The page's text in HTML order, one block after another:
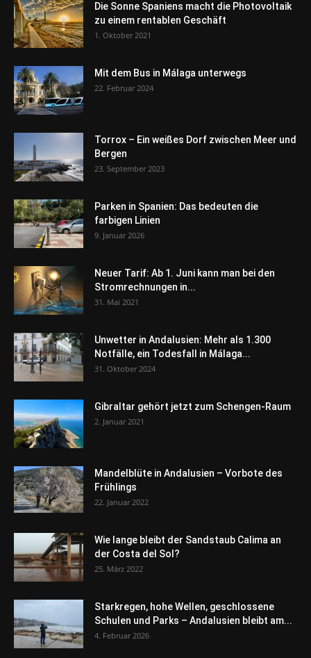
Die Sonne Spaniens macht die Photovoltaik
zu einem rentablen Geschäft
1. Oktober 2021
Mit dem Bus in Málaga unterwegs
22. Februar 2024
Torrox – Ein weißes Dorf zwischen Meer und
Bergen
23. September 2023
Parken in Spanien: Das bedeuten die
farbigen Linien
9. Januar 2026
Neuer Tarif: Ab 1. Juni kann man bei den
Stromrechnungen in...
31. Mai 2021
Unwetter in Andalusien: Mehr als 1.300
Notfälle, ein Todesfall in Málaga...
31. Oktober 2024
Gibraltar gehört jetzt zum Schengen-Raum
2. Januar 2021
Mandelblüte in Andalusien – Vorbote des
Frühlings
22. Januar 2022
Wie lange bleibt der Sandstaub Calima an
der Costa del Sol?
25. März 2022
Starkregen, hohe Wellen, geschlossene
Schulen und Parks – Andalusien bleibt am...
4. Februar 2026